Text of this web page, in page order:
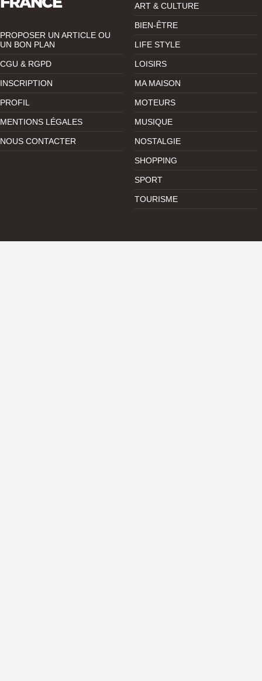
PROPOSER UN ARTICLE OU
UN BON PLAN
CGU & RGPD
INSCRIPTION
PROFIL
MENTIONS LÉGALES
NOUS CONTACTER
ART & CULTURE
BIEN-ÊTRE
LIFE STYLE
LOISIRS
MA MAISON
MOTEURS
MUSIQUE
NOSTALGIE
SHOPPING
SPORT
TOURISME